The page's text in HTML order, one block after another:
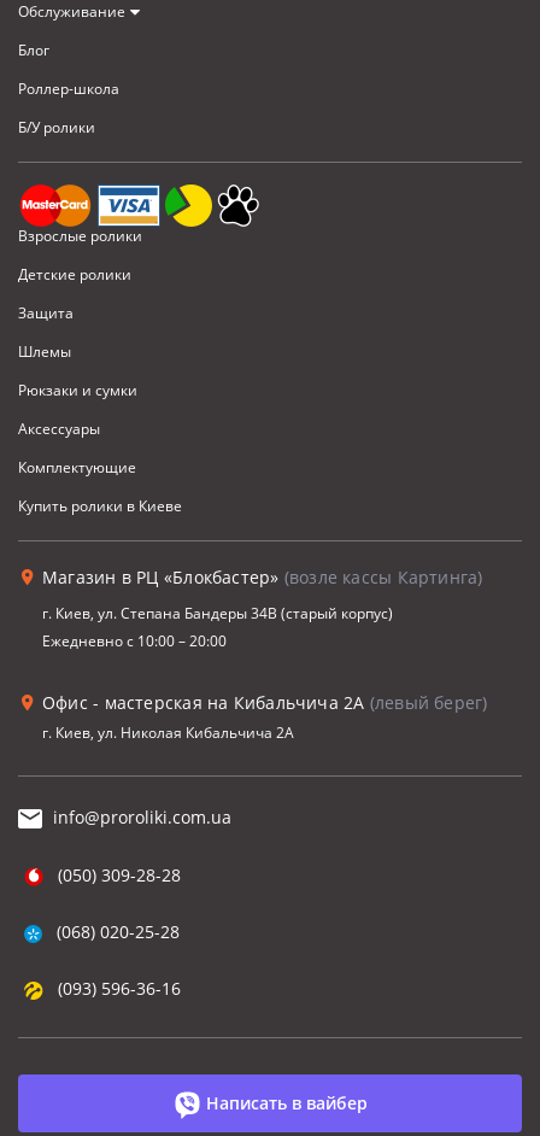
Обслуживание
Блог
Роллер-школа
Б/У ролики
Взрослые ролики
Детские ролики
Защита
Шлемы
Рюкзаки и сумки
Аксессуары
Комплектующие
Купить ролики в Киеве
Магазин в РЦ «Блокбастер» (возле кассы Картинга)
г. Киев, ул. Степана Бандеры 34В (старый корпус)
Ежедневно с 10:00 – 20:00
Офис - мастерская на Кибальчича 2А (левый берег)
г. Киев, ул. Николая Кибальчича 2А
info@proroliki.com.ua
(050) 309-28-28
(068) 020-25-28
(093) 596-36-16
Написать в вайбер